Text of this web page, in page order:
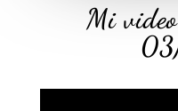
Mi